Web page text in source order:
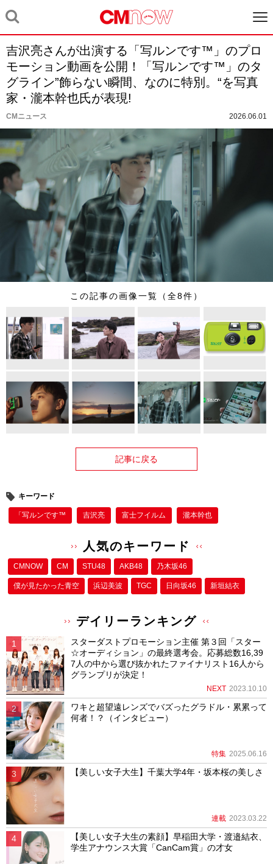
吉沢亮さんが出演する「写ルンです™」のプロ
モーション動画を公開！「写ルンです™」のタ
グライン”飾らない瞬間、なのに特別。“を写真
家・瀧本幹也氏が表現!
CMニュース 2026.06.01
この記事の画像一覧（全8件）
記事に戻る
キーワード
「写ルンです™ 吉沢亮 富士フイルム 瀧本幹也
人気のキーワード
CMNOW CM STU48 AKB48 乃木坂46
僕が⾒たかった⻘空 浜辺美波 TGC 日向坂46 新垣結衣
デイリーランキング
スターダストプロモーション主催 第３回「スター
☆オーディション」の最終選考会。応募総数16,39
7人の中から選び抜かれたファイナリスト16人から
グランプリが決定！
NEXT 2023.10.10
ワキと超望遠レンズでバズったグラドル・累累って
何者！？（インタビュー）
特集 2025.06.16
【美しい女子大生】千葉大学4年・坂本桜の美しさ
連載 2023.03.22
【美しい女子大生の素顔】早稲田大学・渡邉結衣、
学生アナウンス大賞「CanCam賞」の才女